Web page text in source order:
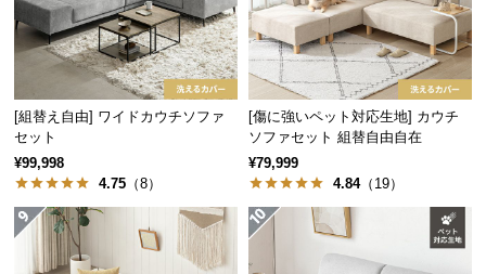
つ
い
て
お
客
様
サ
ポ
[組替え自由] ワイドカウチソファ
セット
¥99,998
4.75 （8）
[傷に強いペット対応生地] カウチ
ソファセット 組替自由自在
¥79,999
4.84（19）